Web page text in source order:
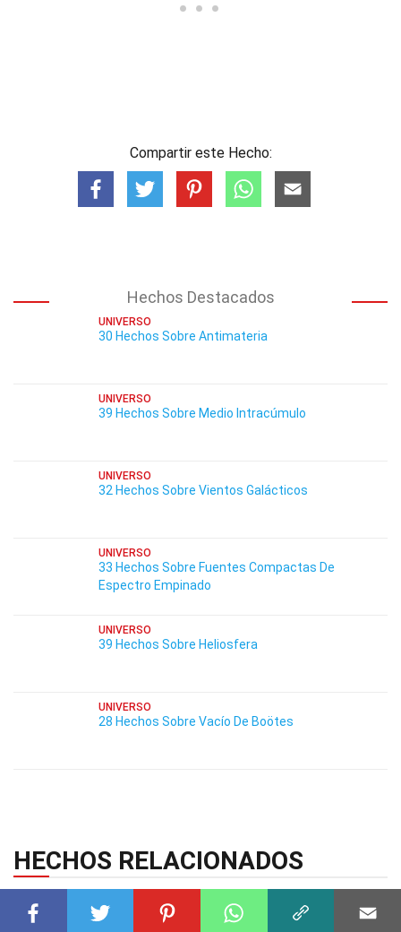
Compartir este Hecho:
Hechos Destacados
UNIVERSO
30 Hechos Sobre Antimateria
UNIVERSO
39 Hechos Sobre Medio Intracúmulo
UNIVERSO
32 Hechos Sobre Vientos Galácticos
UNIVERSO
33 Hechos Sobre Fuentes Compactas De
Espectro Empinado
UNIVERSO
39 Hechos Sobre Heliosfera
UNIVERSO
28 Hechos Sobre Vacío De Boötes
HECHOS RELACIONADOS